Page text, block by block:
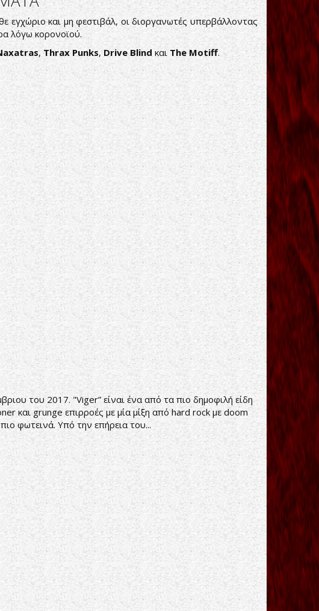
εγχώριο και μη φεστιβάλ, οι διοργανωτές υπερβάλλοντας
λόγω κορονοϊού.
, Thrax Punks,Drive Blind και The Motiff.
του 2017. "Viger” είναι ένα από τα πιο δημοφιλή είδη
και grunge επιρροές με μία μίξη από hard rock με doom
φωτεινά. Υπό την επήρεια του...